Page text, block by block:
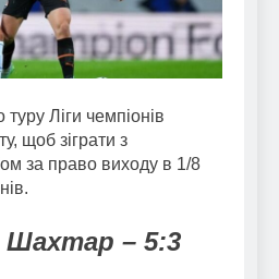
Ліги чемпіонів
щоб зіграти з
за право виходу в 1/8
– 5:3